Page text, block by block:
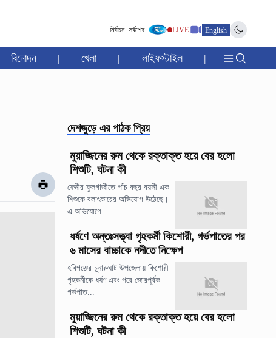
নির্বাচন সর্বশেষ LIVE English
বিনোদন | খেলা | লাইফস্টাইল |
দেশজুড়ে এর পাঠক প্রিয়
মুয়াজ্জিনের রুম থেকে রক্তাক্ত হয়ে বের হলো
শিশুটি, ঘটনা কী
ফেনীর ফুলগাজীতে পাঁচ বছর বয়সী এক
শিশুকে বলাৎকারের অভিযোগ উঠেছে।
এ অভিযোগে...
ধর্ষণে অন্তঃসত্ত্বা গৃহকর্মী কিশোরী, গর্ভপাতের পর
৬ মাসের বাচ্চাকে নদীতে নিক্ষেপ
হবিগঞ্জের চুনারুঘাট উপজেলায় কিশোরী
গৃহকর্মীকে ধর্ষণ এবং পরে জোরপূর্বক
গর্ভপাত...
মুয়াজ্জিনের রুম থেকে রক্তাক্ত হয়ে বের হলো
শিশুটি, ঘটনা কী